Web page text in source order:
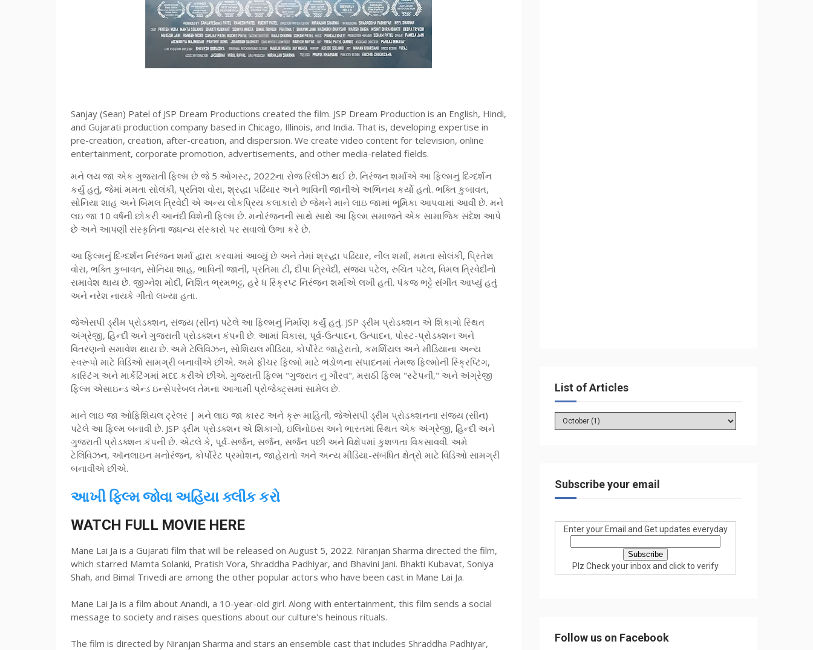
Sanjay (Sean) Patel of JSP Dream Productions created the film. JSP Dream Production is an English, Hindi,
and Gujarati production company based in Chicago, Illinois, and India. That is, developing expertise in
pre-creation, creation, after-creation, and dispersion. We create video content for television, online
entertainment, corporate promotion, advertisements, and other media-related fields.
મને લય જા એક ગુજરાતી ફિલ્મ છે જે 5 ઓગસ્ટ, 2022ના રોજ રિલીઝ થઈ છે. નિરંજન શર્માએ આ ફિલ્મનું દિગ્દર્શન
કર્યું હતું, જેમાં મમતા સોલંકી, પ્રતિશ વોરા, શ્રદ્ધા પઢિયાર અને ભાવિની જાનીએ અભિનય કર્યો હતો. ભક્તિ કુબાવત,
સોનિયા શાહ અને બિમલ ત્રિવેદી એ અન્ય લોકપ્રિય કલાકારો છે જેમને માને લાઇ જામાં ભૂમિકા આપવામાં આવી છે. મને
લઇ જા 10 વર્ષની છોકરી આનંદી વિશેની ફિલ્મ છે. મનોરંજનની સાથે સાથે આ ફિલ્મ સમાજને એક સામાજિક સંદેશ આપે
છે અને આપણી સંસ્કૃતિના જઘન્ય સંસ્કારો પર સવાલો ઉભા કરે છે.
આ ફિલ્મનું દિગ્દર્શન નિરંજન શર્મા દ્વારા કરવામાં આવ્યું છે અને તેમાં શ્રદ્ધા પઢિયાર, નીલ શર્મા, મમતા સોલંકી, પ્રિતેશ
વોરા, ભક્તિ કુબાવત, સોનિયા શાહ, ભાવિની જાની, પ્રતિમા ટી, દીપા ત્રિવેદી, સંજય પટેલ, રુચિત પટેલ, વિમલ ત્રિવેદીનો
સમાવેશ થાય છે. જીગ્નેશ મોદી, નિશિત ભ્રમભટ્ટ, હરે ધ સ્ક્રિપ્ટ નિરંજન શર્માએ લખી હતી. પંકજ ભટ્ટે સંગીત આપ્યું હતું
અને નરેશ નાયકે ગીતો લખ્યા હતા.
જેએસપી ડ્રીમ પ્રોડક્શન, સંજય (સીન) પટેલે આ ફિલ્મનું નિર્માણ કર્યું હતું. JSP ડ્રીમ પ્રોડક્શન એ શિકાગો સ્થિત
અંગ્રેજી, હિન્દી અને ગુજરાતી પ્રોડક્શન કંપની છે. આમાં વિકાસ, પૂર્વ-ઉત્પાદન, ઉત્પાદન, પોસ્ટ-પ્રોડક્શન અને
વિતરણનો સમાવેશ થાય છે. અમે ટેલિવિઝન, સોશિયલ મીડિયા, કોર્પોરેટ જાહેરાતો, કમર્શિયલ અને મીડિયાના અન્ય
સ્વરૂપો માટે વિડિઓ સામગ્રી બનાવીએ છીએ. અમે ફીચર ફિલ્મો માટે ભંડોળના સંપાદનમાં તેમજ ફિલ્મોની સ્ક્રિપ્ટિંગ,
કાસ્ટિંગ અને માર્કેટિંગમાં મદદ કરીએ છીએ. ગુજરાતી ફિલ્મ "ગુજરાત નુ ગૌરવ", મરાઠી ફિલ્મ "સ્ટેપની," અને અંગ્રેજી
ફિલ્મ એસાઇન્ડ એન્ડ ઇન્સેપરેબલ તેમના આગામી પ્રોજેક્ટ્સમાં સામેલ છે.
માને લાઇ જા ઓફિશિયલ ટ્રેલર | મને લાઇ જા કાસ્ટ અને ક્રૂ માહિતી, જેએસપી ડ્રીમ પ્રોડક્શનના સંજય (સીન)
પટેલે આ ફિલ્મ બનાવી છે. JSP ડ્રીમ પ્રોડક્શન એ શિકાગો, ઇલિનોઇસ અને ભારતમાં સ્થિત એક અંગ્રેજી, હિન્દી અને
ગુજરાતી પ્રોડક્શન કંપની છે. એટલે કે, પૂર્વ-સર્જન, સર્જન, સર્જન પછી અને વિક્ષેપમાં કુશળતા વિકસાવવી. અમે
ટેલિવિઝન, ઑનલાઇન મનોરંજન, કોર્પોરેટ પ્રમોશન, જાહેરાતો અને અન્ય મીડિયા-સંબંધિત ક્ષેત્રો માટે વિડિઓ સામગ્રી
બનાવીએ છીએ.
આખી ફિલ્મ જોવા અહિંયા ક્લીક કરો
WATCH FULL MOVIE HERE
Mane Lai Ja is a Gujarati film that will be released on August 5, 2022. Niranjan Sharma directed the film,
which starred Mamta Solanki, Pratish Vora, Shraddha Padhiyar, and Bhavini Jani. Bhakti Kubavat, Soniya
Shah, and Bimal Trivedi are among the other popular actors who have been cast in Mane Lai Ja.
Mane Lai Ja is a film about Anandi, a 10-year-old girl. Along with entertainment, this film sends a social
message to society and raises questions about our culture's heinous rituals.
The film is directed by Niranjan Sharma and stars an ensemble cast that includes Shraddha Padhiyar,
List of Articles
Subscribe your email
Enter your Email and Get updates everyday
Plz Check your inbox and click to verify
Follow us on Facebook